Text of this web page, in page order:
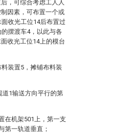
，可综合考虑工人人
因素，可布置一个或
收光工位14后布置过
摆渡车4，以此与各
收光工位14上的模台
装置5，摊铺布料装
道1输送方向平行的第
在机架501上，第一支
第一轨道垂直；